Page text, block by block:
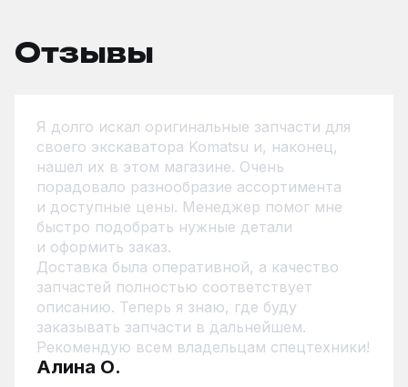
Отзывы
Я долго искал оригинальные запчасти для
своего экскаватора Komatsu и, наконец,
нашел их в этом магазине. Очень
порадовало разнообразие ассортимента
и доступные цены. Менеджер помог мне
быстро подобрать нужные детали
и оформить заказ.
Доставка была оперативной, а качество
запчастей полностью соответствует
описанию. Теперь я знаю, где буду
заказывать запчасти в дальнейшем.
Рекомендую всем владельцам спецтехники!
Алина О.